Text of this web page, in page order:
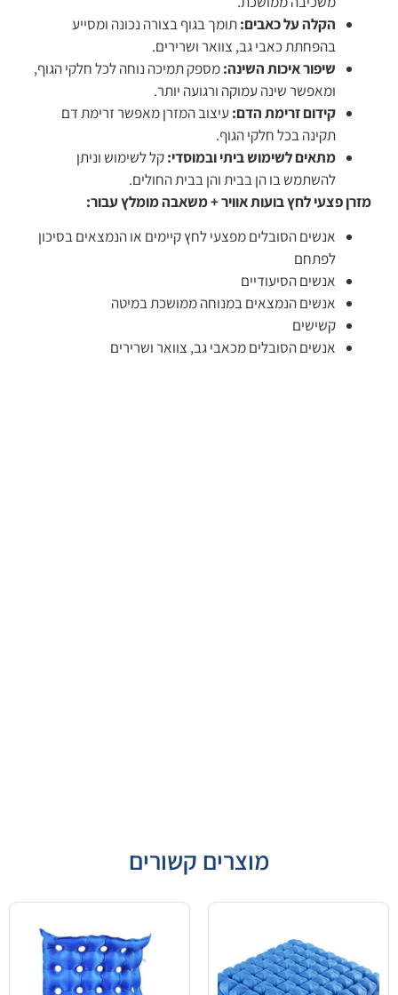
הקלה על כאבים:תומך בגוף בצורה נכונה ומסייע
בהפחתת כאבי גב, צוואר ושרירים.
שיפור איכות השינה:מספק תמיכה נוחה לכל חלקי הגוף,
ומאפשר שינה עמוקה ורגועה יותר.
קידום זרימת הדם: עיצוב המזרן מאפשר זרימת דם
תקינה בכל חלקי הגוף.
מתאים לשימוש ביתי ובמוסדי:קל לשימוש וניתן
להשתמש בו הן בבית והן בבית החולים.
מזרן פצעי לחץ בועות אוויר + משאבה מומלץ עבור:
אנשים הסובלים מפצעי לחץ קיימים או הנמצאים בסיכון
לפתחם
אנשים הסיעודיים
אנשים הנמצאים במנוחה ממושכת במיטה
קשישים
אנשים הסובלים מכאבי גב, צוואר ושרירים
מוצרים קשורים